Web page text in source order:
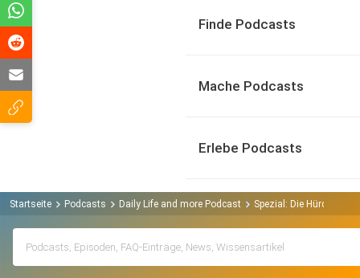
Finde Podcasts
Mache Podcasts
Erlebe Podcasts
Startseite Podcasts Daily Life and more Podcast Spezial: Die